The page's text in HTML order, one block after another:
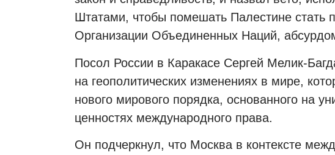
Штатами, чтобы помешать Палестине стать
Организации Объединенных Наций,
Посол России в Каракасе Сергей Мелик-
на геополитических изменениях в мире,
нового мирового порядка, основанного на
ценностях международного права.
Он подчеркнул, что Москва в контексте